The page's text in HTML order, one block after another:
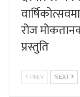
रोज
प्रस्तुति
PREV NEXT